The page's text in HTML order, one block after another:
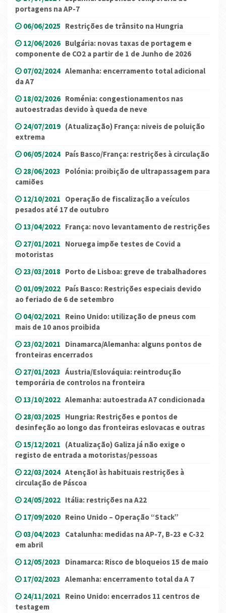
portagens na AP-7
06/06/2025 Restrições de trânsito na Hungria
12/06/2026 Bulgária: novas taxas de portagem e
componente de CO2 a partir de 1 de Junho de 2026
07/02/2024 Alemanha: encerramento total adicional
da A7
18/02/2026 Roménia: congestionamentos nas
autoestradas devido à queda de neve
24/07/2019 (Atualização) França: niveis de poluição
extrema
06/05/2024 País Basco/França: restrições à circulação
28/06/2023 Polónia: proibição de ultrapassagem para
camiões
12/10/2021 Operação de fiscalização a veículos
pesados até 17 de outubro
13/04/2022 França: novo levantamento de restrições
27/01/2021 Noruega impõe testes de Covid a
motoristas
23/03/2018 Porto de Lisboa: greve de trabalhadores
01/09/2022 País Basco: Restrições especiais devido
ao feriado de 6 de setembro
04/02/2021 Reino Unido: utilização de pneus com
mais de 10 anos proibida
23/02/2021 Dinamarca/Alemanha: alguns pontos de
fronteiras encerrados
27/01/2023 Áustria/Eslováquia: reintrodução
temporária de controlos na fronteira
13/10/2022 Alemanha: autoestrada A7 condicionada
28/03/2025 Hungria: Restrições e pontos de
desinfeção ao longo das fronteiras eslovacas e outras
15/12/2021 (Atualização) Galiza já não exige o
registo de entrada a motoristas/pessoas
22/03/2024 Atenção! às habituais restrições à
circulação de Páscoa
24/05/2022 Itália: restrições na A22
17/09/2020 Reino Unido – Operação “Stack”
03/04/2023 Catalunha: medidas na AP-7, B-23 e C-32
em abril
12/05/2023 Dinamarca: Risco de bloqueios 15 de maio
17/02/2023 Alemanha: encerramento total da A 7
24/11/2021 Reino Unido: encerrados 11 centros de
testagem